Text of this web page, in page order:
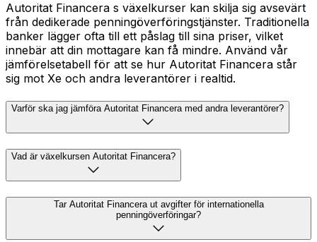
Autoritat Financera s växelkurser kan skilja sig avsevärt
från dedikerade penningöverföringstjänster. Traditionella
banker lägger ofta till ett påslag till sina priser, vilket
innebär att din mottagare kan få mindre. Använd vår
jämförelsetabell för att se hur Autoritat Financera står
sig mot Xe och andra leverantörer i realtid.
Varför ska jag jämföra Autoritat Financera med andra leverantörer?
Vad är växelkursen Autoritat Financera?
Tar Autoritat Financera ut avgifter för internationella
penningöverföringar?